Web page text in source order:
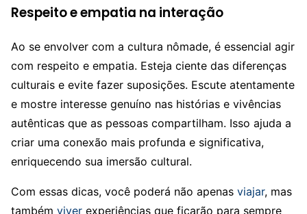
Respeito e empatia na interação
Ao se envolver com a cultura nômade, é essencial agir
com respeito e empatia. Esteja ciente das diferenças
culturais e evite fazer suposições. Escute atentamente
e mostre interesse genuíno nas histórias e vivências
autênticas que as pessoas compartilham. Isso ajuda a
criar uma conexão mais profunda e significativa,
enriquecendo sua imersão cultural.
Com essas dicas, você poderá não apenas viajar, mas
também viver experiências que ficarão para sempre